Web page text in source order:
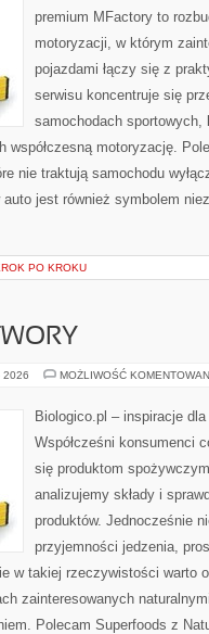
premium MFactory to
motoryzacji, w którym
pojazdami łączy się z
serwisu koncentruje się
samochodach
współczesną motoryzację.
nie traktują samochodu
jest również symbolem
PO KROKU
2026 MOŻLIWOŚĆ
Biologico.pl – inspiracje
Współcześni konsumenci
się produktom
analizujemy składy i
produktów. Jednocześnie
przyjemności jedzenia,
w takiej rzeczywistości warto
zainteresowanych
Polecam Superfoods z